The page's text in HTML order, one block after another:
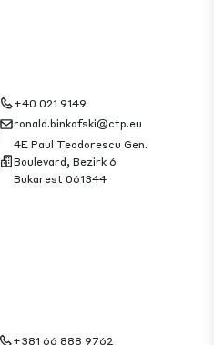
+40 021 9149
ronald.binkofski@ctp.eu
4E Paul Teodorescu Gen.
Boulevard, Bezirk 6
Bukarest 061344
+381 66 888 9762